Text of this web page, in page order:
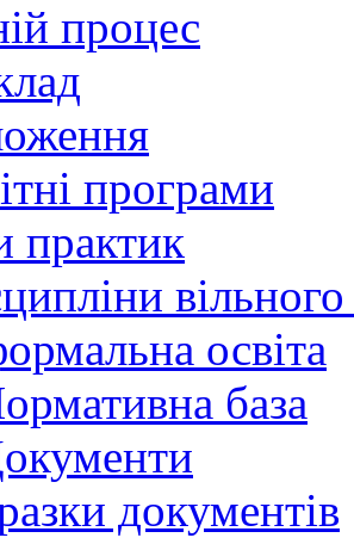
процес
програми
практик
освіта
база
документів